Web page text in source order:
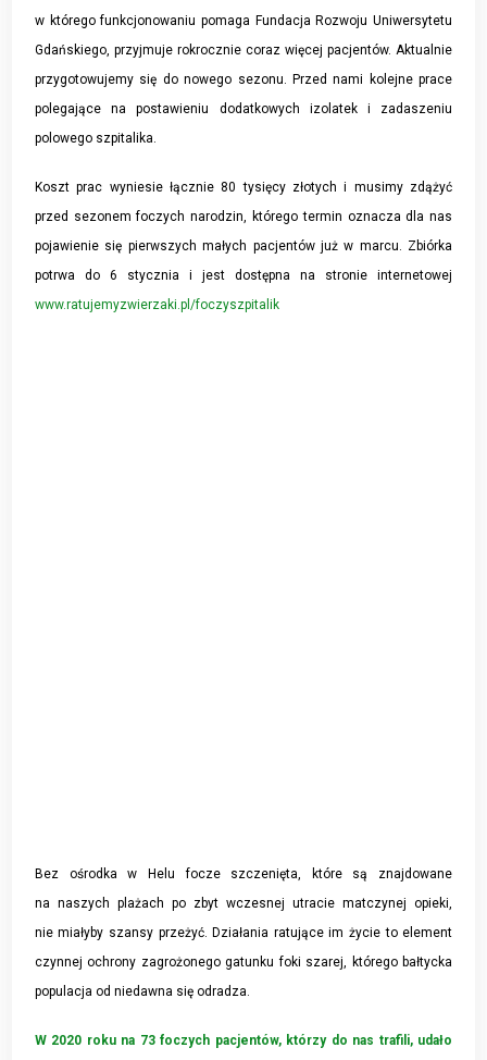
w którego funkcjonowaniu pomaga Fundacja Rozwoju Uniwersytetu
Gdańskiego, przyjmuje rokrocznie coraz więcej pacjentów. Aktualnie
przygotowujemy się do nowego sezonu. Przed nami kolejne prace
polegające na postawieniu dodatkowych izolatek i zadaszeniu
polowego szpitalika.
Koszt prac wyniesie łącznie 80 tysięcy złotych i musimy zdążyć
przed sezonem foczych narodzin, którego termin oznacza dla nas
pojawienie się pierwszych małych pacjentów już w marcu. Zbiórka
potrwa do 6 stycznia i jest dostępna na stronie internetowej
www.ratujemyzwierzaki.pl/foczyszpitalik
Bez ośrodka w Helu focze szczenięta, które są znajdowane
na naszych plażach po zbyt wczesnej utracie matczynej opieki,
nie miałyby szansy przeżyć. Działania ratujące im życie to element
czynnej ochrony zagrożonego gatunku foki szarej, którego bałtycka
populacja od niedawna się odradza.
W 2020 roku na 73 foczych pacjentów, którzy do nas trafili, udało